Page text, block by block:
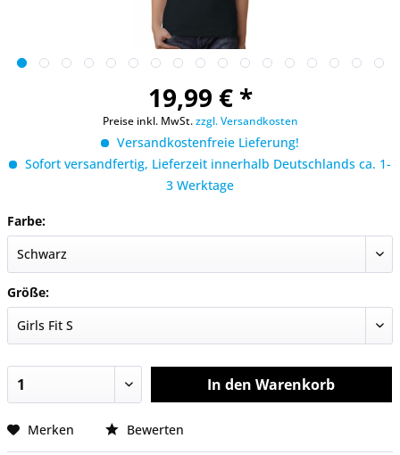
19,99 € *
Preise inkl. MwSt.zzgl. Versandkosten
Versandkostenfreie Lieferung!
Sofort versandfertig, Lieferzeit innerhalb Deutschlands ca. 1-
3 Werktage
Farbe:
Größe:
In den Warenkorb
Merken Bewerten